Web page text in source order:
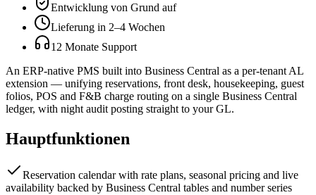
Entwicklung von Grund auf
Lieferung in 2–4 Wochen
12 Monate Support
An ERP-native PMS built into Business Central as a per-tenant AL
extension — unifying reservations, front desk, housekeeping, guest
folios, POS and F&B charge routing on a single Business Central
ledger, with night audit posting straight to your GL.
Hauptfunktionen
Reservation calendar with rate plans, seasonal pricing and live
availability backed by Business Central tables and number series